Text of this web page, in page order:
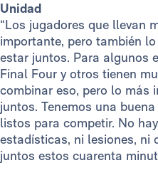
Unidad
“Los jugadores que llevan
importante, pero también
estar juntos. Para algunos
Final Four y otros tienen
combinar eso, pero lo más
juntos. Tenemos una
listos para competir. No
estadísticas, ni lesiones, ni
juntos estos cuarenta